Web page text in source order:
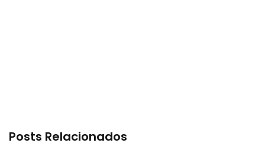
Posts Relacionados